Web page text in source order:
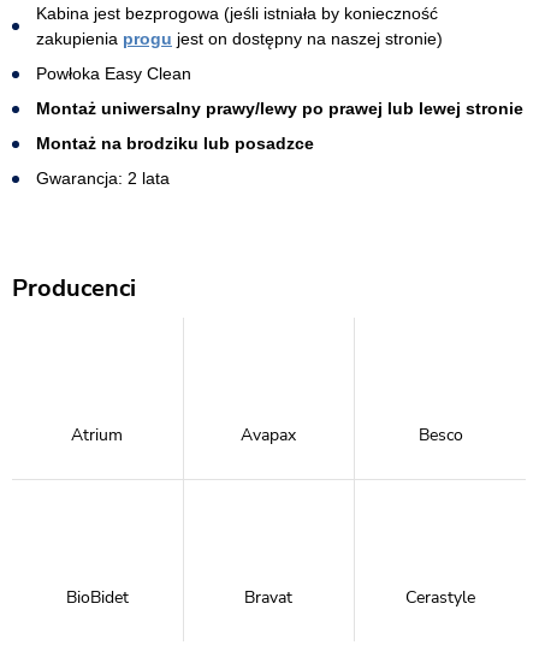
Kabina jest bezprogowa (jeśli istniała by konieczność
zakupienia progu jest on dostępny na naszej stronie)
Powłoka Easy Clean
Montaż uniwersalny prawy/lewy po prawej lub lewej stronie
Montaż na brodziku lub posadzce
Gwarancja: 2 lata
Producenci
Atrium Avapax Besco
BioBidet Bravat Cerastyle